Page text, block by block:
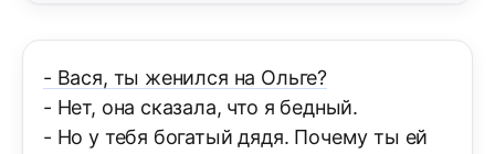
- Вася, ты женился на Ольге?
- Нет, она сказала, что я бедный.
- Но у тебя богатый дядя. Почему ты ей